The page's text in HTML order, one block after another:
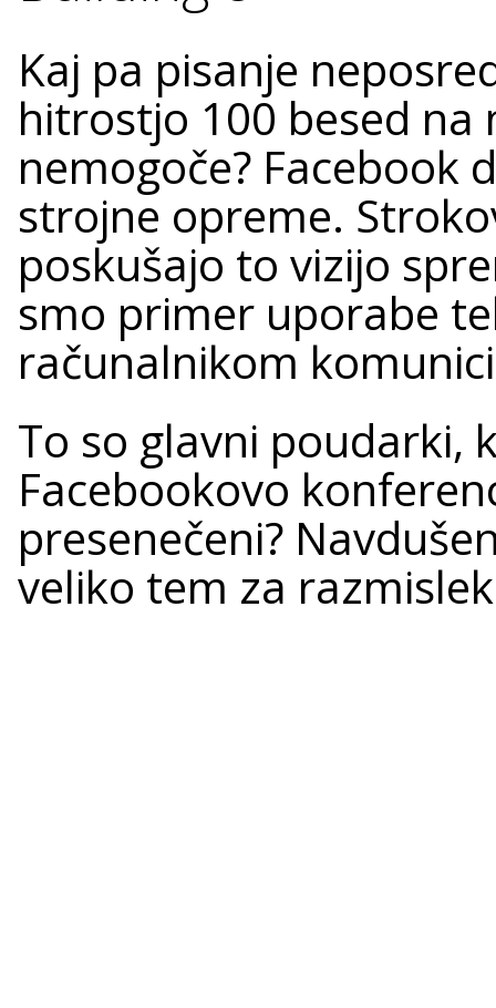
Kaj pa pisanje
hitrostjo 100 besed na
nemogoče? Facebook
strojne opreme.
poskušajo to vizijo
smo primer uporabe
računalnikom
To so glavni poudarki,
Facebookovo
presenečeni?
veliko tem za